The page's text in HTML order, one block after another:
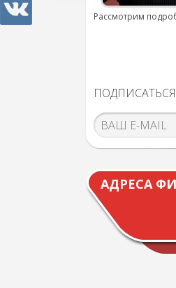
Рассмотрим
АДРЕСА